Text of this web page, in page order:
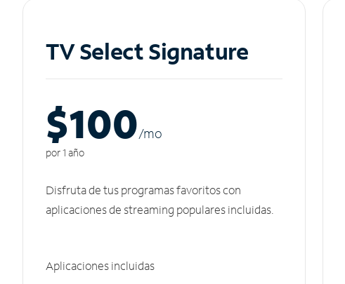
TV Select Signature
$100/mo
por 1 año
Disfruta de tus programas favoritos con
aplicaciones de streaming populares incluidas.
Aplicaciones incluidas